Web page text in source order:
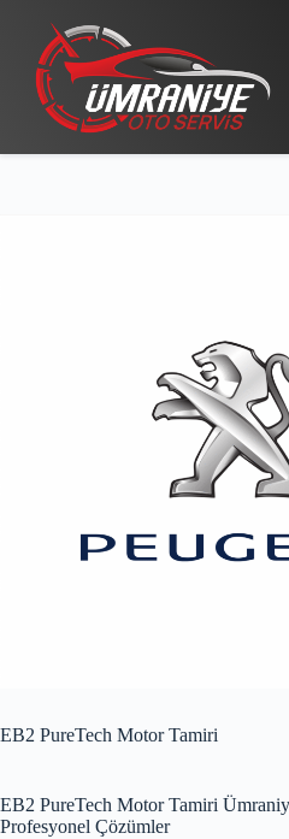
EB2 PureTech Motor Tamiri
EB2 PureTech Motor Tamiri
Profesyonel Çözümler